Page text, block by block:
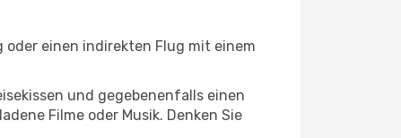
oder einen indirekten Flug mit einem
und gegebenenfalls einen
Filme oder Musik. Denken Sie